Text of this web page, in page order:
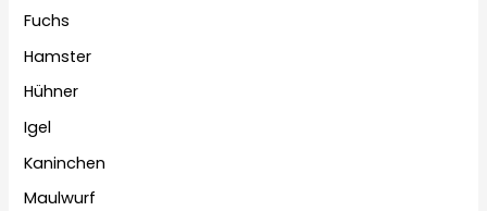
Fuchs
Hamster
Hühner
Igel
Kaninchen
Maulwurf